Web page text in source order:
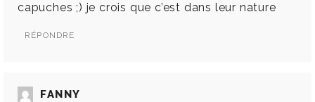
capuches ;) je crois que c’est dans leur nature
RÉPONDRE
FANNY